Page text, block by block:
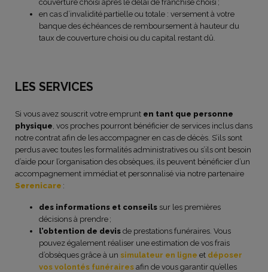
couverture choisi après le délai de franchise choisi ;
en cas d’invalidité partielle ou totale : versement à votre
banque des échéances de remboursement à hauteur du
taux de couverture choisi ou du capital restant dû.
LES SERVICES
Si vous avez souscrit votre emprunt en tant que personne
physique , vos proches pourront bénéficier de services inclus dans
notre contrat afin de les accompagner en cas de décès. S’ils sont
perdus avec toutes les formalités administratives ou s’ils ont besoin
d’aide pour l’organisation des obsèques, ils peuvent bénéficier d’un
accompagnement immédiat et personnalisé via notre partenaire
Serenicare :
des informations et conseils sur les premières
décisions à prendre ;
l’obtention de devis de prestations funéraires. Vous
pouvez également réaliser une estimation de vos frais
d’obsèques grâce à un simulateur en ligne et déposer
vos volontés funéraires afin de vous garantir qu’elles